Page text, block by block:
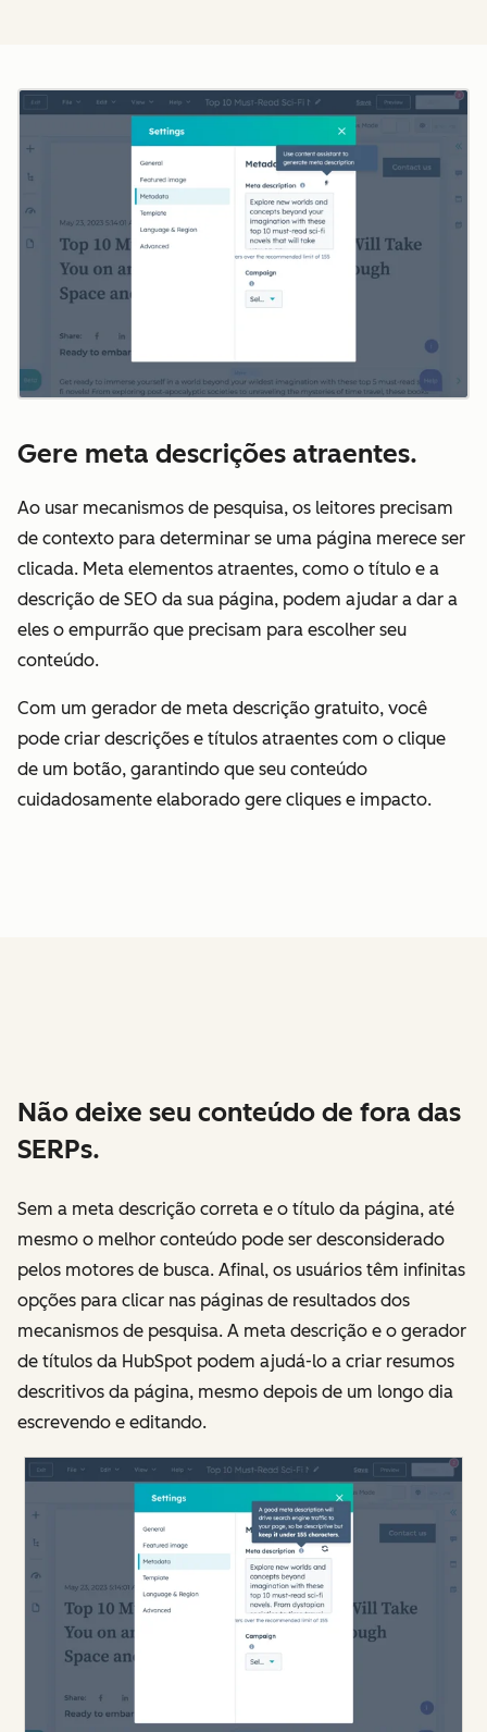
Gere meta descrições atraentes.
Ao usar mecanismos de pesquisa, os leitores precisam
de contexto para determinar se uma página merece ser
clicada. Meta elementos atraentes, como o título e a
descrição de SEO da sua página, podem ajudar a dar a
eles o empurrão que precisam para escolher seu
conteúdo.
Com um gerador de meta descrição gratuito, você
pode criar descrições e títulos atraentes com o clique
de um botão, garantindo que seu conteúdo
cuidadosamente elaborado gere cliques e impacto.
Não deixe seu conteúdo de fora das
SERPs.
Sem a meta descrição correta e o título da página, até
mesmo o melhor conteúdo pode ser desconsiderado
pelos motores de busca. Afinal, os usuários têm infinitas
opções para clicar nas páginas de resultados dos
mecanismos de pesquisa. A meta descrição e o gerador
de títulos da HubSpot podem ajudá-lo a criar resumos
descritivos da página, mesmo depois de um longo dia
escrevendo e editando.